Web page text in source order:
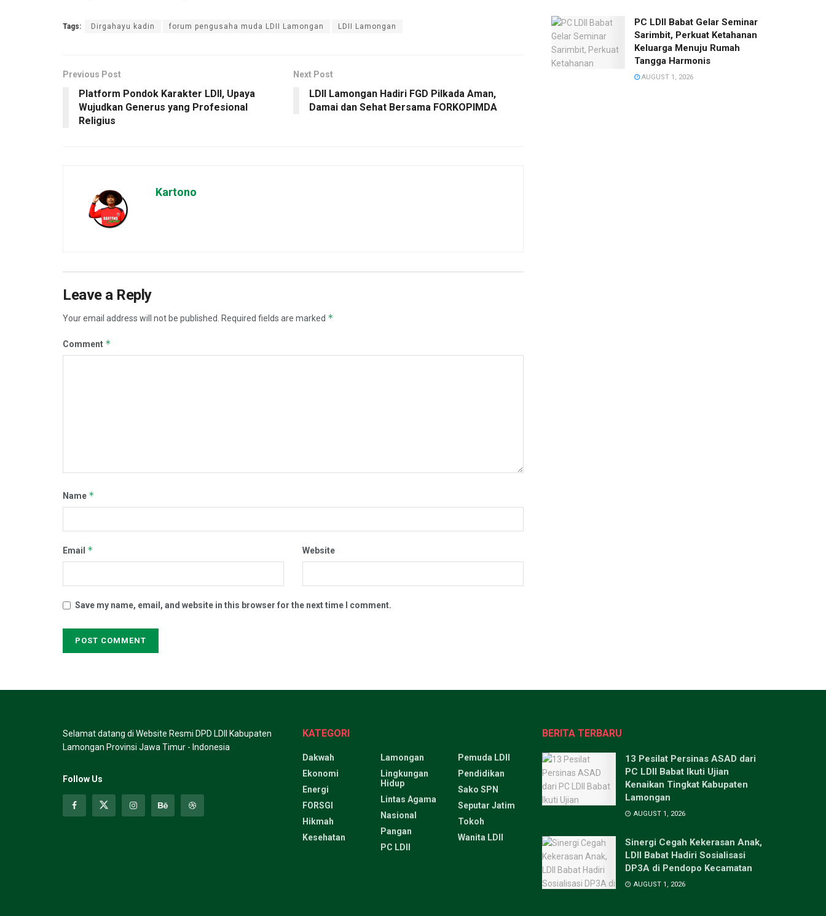
Tags: Dirgahayu kadin forum pengusaha muda LDII Lamongan LDII Lamongan
Previous Post
Platform Pondok Karakter LDII, Upaya
Wujudkan Generus yang Profesional
Religius
Next Post
LDII Lamongan Hadiri FGD Pilkada Aman,
Damai dan Sehat Bersama FORKOPIMDA
Kartono
Leave a Reply
Your email address will not be published. Required fields are marked *
Comment *
Name *
Email * Website
Save my name, email, and website in this browser for the next time I comment.
PC LDII Babat Gelar Seminar
Sarimbit, Perkuat Ketahanan
Keluarga Menuju Rumah
Tangga Harmonis
AUGUST 1, 2026
Selamat datang di Website Resmi DPD LDII Kabupaten
Lamongan Provinsi Jawa Timur - Indonesia
Follow Us
KATEGORI
Dakwah
Ekonomi
Energi
FORSGI
Hikmah
Kesehatan
Lamongan
Lingkungan
Hidup
Lintas Agama
Nasional
Pangan
PC LDII
Pemuda LDII
Pendidikan
Sako SPN
Seputar Jatim
Tokoh
Wanita LDII
BERITA TERBARU
13 Pesilat Persinas ASAD dari
PC LDII Babat Ikuti Ujian
Kenaikan Tingkat Kabupaten
Lamongan
AUGUST 1, 2026
Sinergi Cegah Kekerasan Anak,
LDII Babat Hadiri Sosialisasi
DP3A di Pendopo Kecamatan
AUGUST 1, 2026